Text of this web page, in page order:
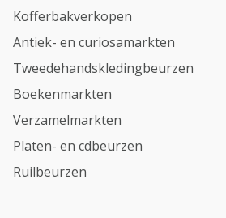
Kofferbakverkopen
Antiek- en curiosamarkten
Tweedehandskledingbeurzen
Boekenmarkten
Verzamelmarkten
Platen- en cdbeurzen
Ruilbeurzen